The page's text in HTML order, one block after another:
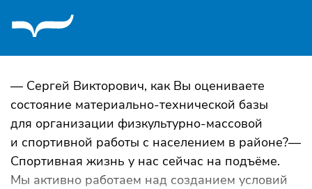
— Сергей Викторович, как Вы оцениваете
состояние материально-технической базы
для организации физкультурно-массовой
и спортивной работы с населением в районе?—
Спортивная жизнь у нас сейчас на подъёме.
Мы активно работаем над созданием условий